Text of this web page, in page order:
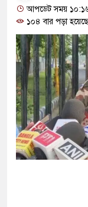
দিলেন জামায়াত
দায়ী থাকবে
হারিয়েছে বর্তমান
করতে ন্যাটোভুক্ত
আপডেট সময়
১০৪ বার পড়া হয়েছে